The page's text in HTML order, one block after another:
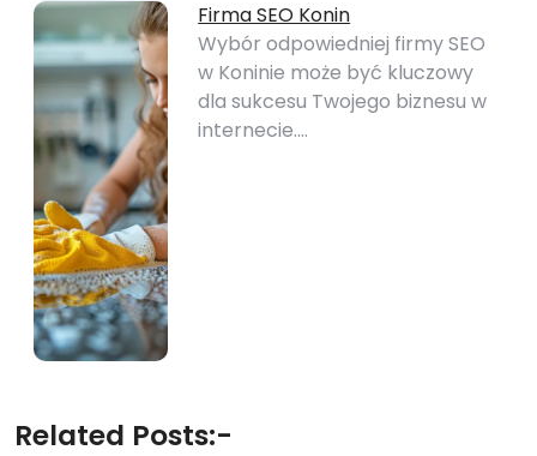
Firma SEO Konin
Wybór odpowiedniej firmy SEO
w Koninie może być kluczowy
dla sukcesu Twojego biznesu w
internecie.…
Related Posts:-